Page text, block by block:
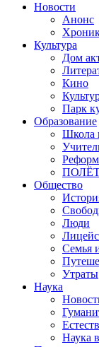
Новости
Анонс
Культура
Дом
Кино
Парк
Образование
Школа
ПОЛЁТ
Общество
Люди
Семья
Утраты
Наука
Наука